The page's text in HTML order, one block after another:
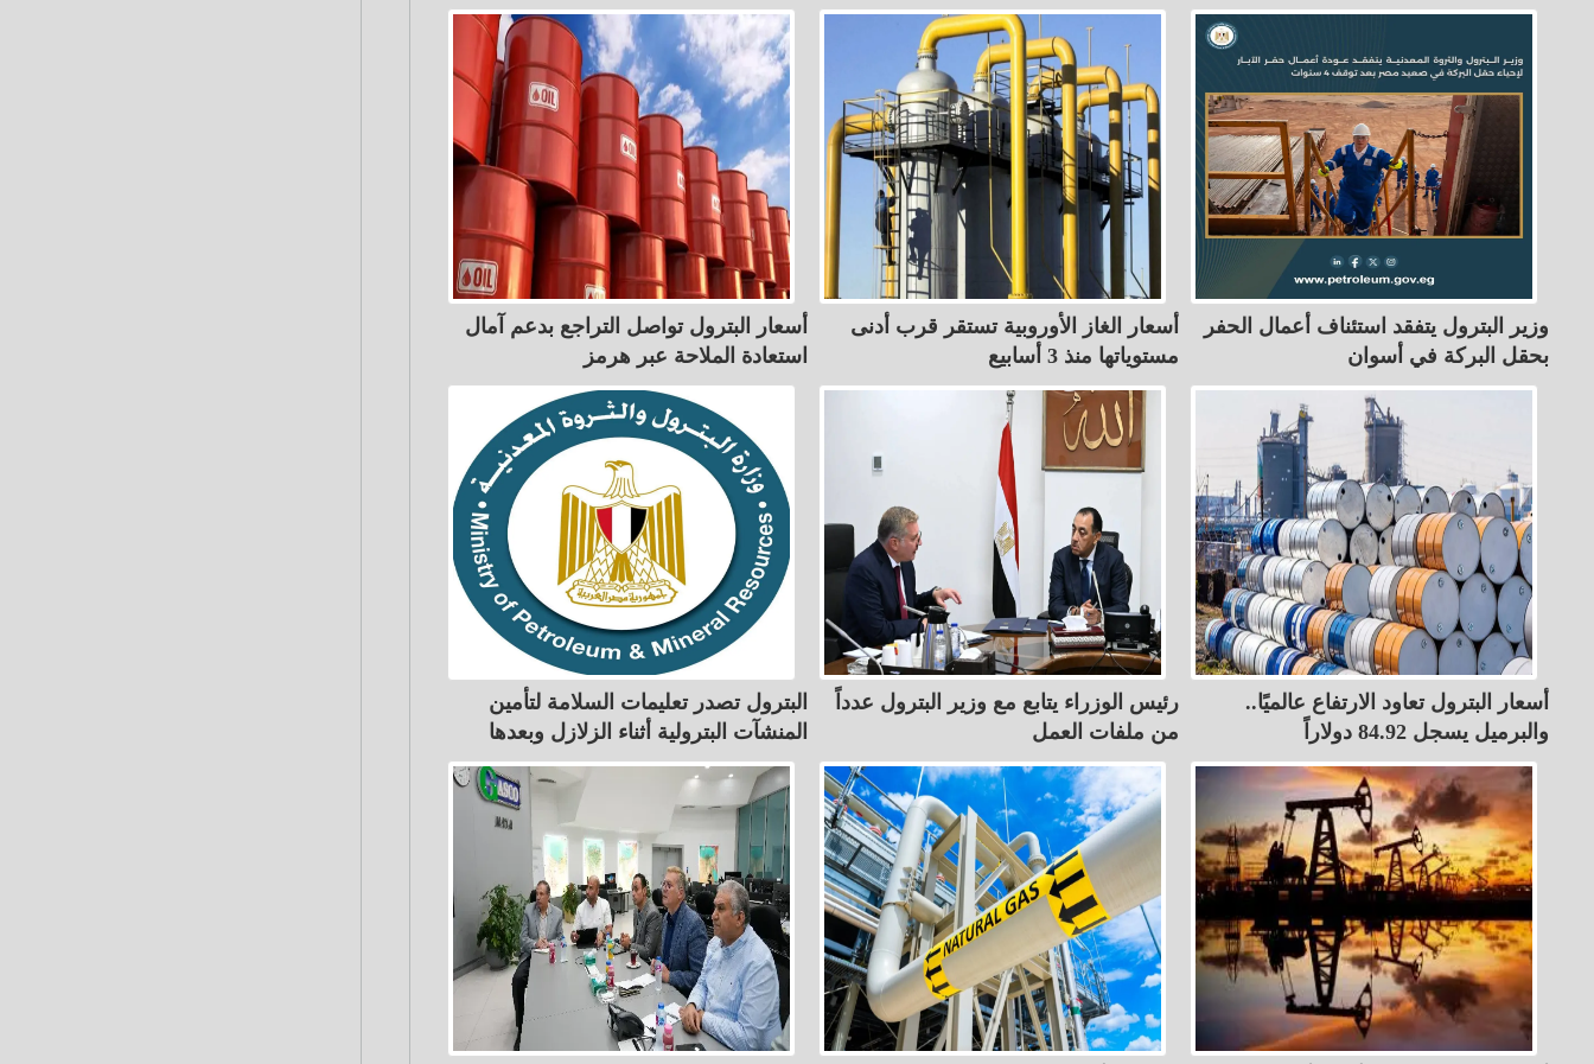
وزير البترول يتفقد استئناف أعمال الحفر
بحقل البركة في أسوان
أسعار الغاز الأوروبية تستقر قرب أدنى
مستوياتها منذ 3 أسابيع
أسعار البترول تواصل التراجع بدعم آمال
استعادة الملاحة عبر هرمز
أسعار البترول تعاود الارتفاع عالميًا..
والبرميل يسجل 84.92 دولاراً
رئيس الوزراء يتابع مع وزير البترول عدداً
من ملفات العمل
البترول تصدر تعليمات السلامة لتأمين
المنشآت البترولية أثناء الزلازل وبعدها